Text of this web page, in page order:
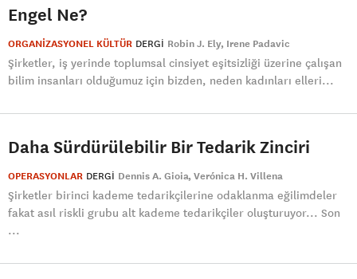
Engel Ne?
ORGANİZASYONEL KÜLTÜR DERGI Robin J. Ely Irene Padavic
Şirketler, iş yerinde toplumsal cinsiyet eşitsizliği üzerine çalışan
bilim insanları olduğumuz için bizden, neden kadınları elleri...
Daha Sürdürülebilir Bir Tedarik Zinciri
OPERASYONLAR DERGI Dennis A. Gioia Verónica H. Villena
Şirketler birinci kademe tedarikçilerine odaklanma eğilimdeler
fakat asıl riskli grubu alt kademe tedarikçiler oluşturuyor... Son
...